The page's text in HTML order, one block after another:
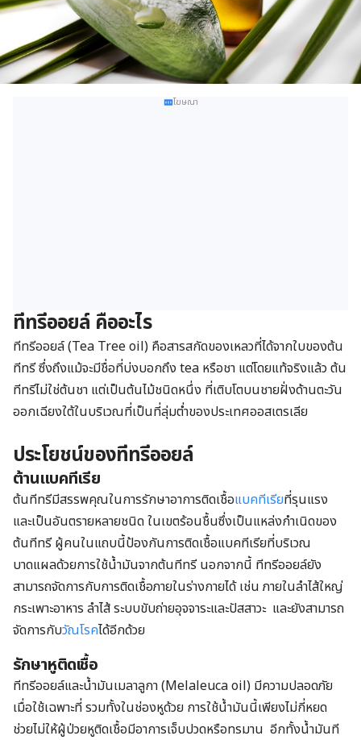
โฆษณา
ทีทรีออยล์ คืออะไร
ทีทรีออยล์ (Tea Tree oil) คือสารสกัดของเหลวที่ได้จากใบของต้น
ทีทรี ซึ่งถึงแม้จะมีชื่อที่บ่งบอกถึง tea หรือชา แต่โดยแท้จริงแล้ว ต้น
ทีทรีไม่ใช่ต้นชา แต่เป็นต้นไม้ชนิดหนึ่ง ที่เติบโตบนชายฝั่งด้านตะวัน
ออกเฉียงใต้ในบริเวณที่เป็นที่ลุ่มต่ำของประเทศออสเตรเลีย
ประโยชน์ของทีทรีออยล์
ต้านแบคทีเรีย
ต้นทีทรีมีสรรพคุณในการรักษาอาการติดเชื้อแบคทีเรียที่รุนแรง
และเป็นอันตรายหลายชนิด ในเขตร้อนชื้นซึ่งเป็นแหล่งกำเนิดของ
ต้นทีทรี ผู้คนในแถบนี้ป้องกันการติดเชื้อแบคทีเรียที่บริเวณ
บาดแผลด้วยการใช้น้ำมันจากต้นทีทรี นอกจากนี้ ทีทรีออยล์ยัง
สามารถจัดการกับการติดเชื้อภายในร่างกายได้ เช่น ภายในลำไส้ใหญ่
กระเพาะอาหาร ลำไส้ ระบบขับถ่ายอุจจาระและปัสสาวะ และยังสามารถ
จัดการกับวัณโรคได้อีกด้วย
รักษาหูติดเชื้อ
ทีทรีออยล์และน้ำมันเมลาลูกา (Melaleuca oil) มีความปลอดภัย
เมื่อใช้เฉพาะที่ รวมทั้งในช่องหูด้วย การใช้น้ำมันนี้เพียงไม่กี่หยด
ช่วยไม่ให้ผู้ป่วยหูติดเชื้อมีอาการเจ็บปวดหรือทรมาน อีกทั้งน้ำมันที